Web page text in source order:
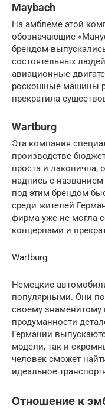
Maybach
На эмблеме этой
обозначающие
брендом
состоятельных
авиационные
роскошные машины
прекратила
Wartburg
Эта компания
производстве
проста и лаконична,
надпись с
под этим брендом
среди жителей
фирма уже не могла
концернами и
Wartburg
Немецкие
популярными. Они
своему знаменитому
продуманности
Германии
модели, так и
человек сможет
идеальное
Отношение к